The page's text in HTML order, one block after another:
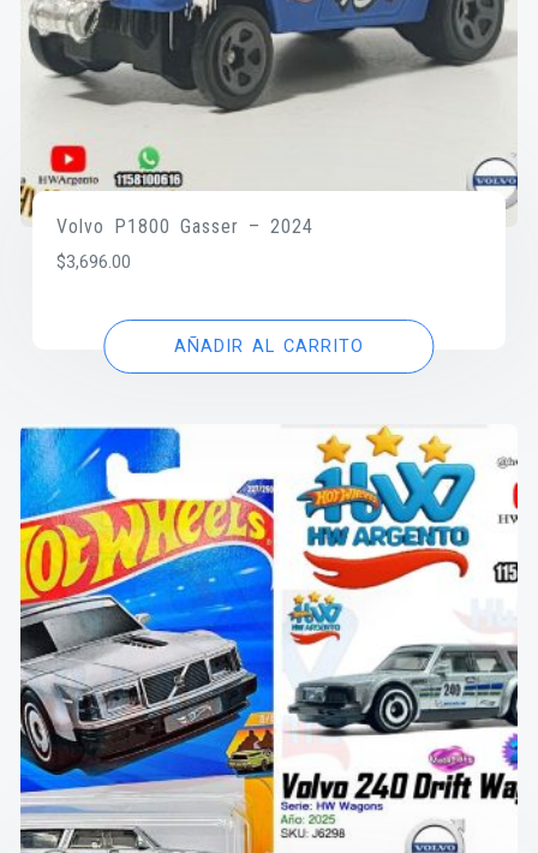
Volvo P1800 Gasser – 2024
$3,696.00
AÑADIR AL CARRITO